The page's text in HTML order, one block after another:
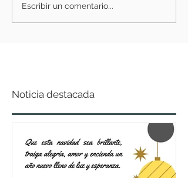
Escribir un comentario...
Noticia destacada